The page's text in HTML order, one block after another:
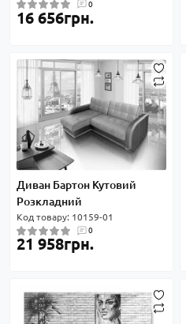
0
16 656грн.
Диван Бартон Кутовий
Розкладний
Код товару: 10159-01
0
21 958грн.